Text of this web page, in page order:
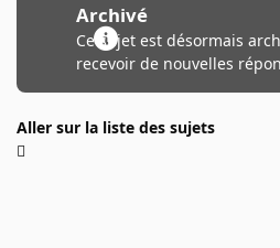
Archivé
Ce sujet est désormais
recevoir de nouvelles
Aller sur la liste des sujets